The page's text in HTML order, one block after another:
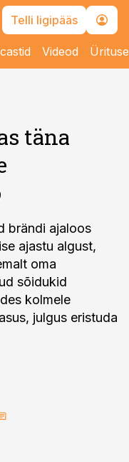
Telli ligipääs
Videod
täna
brändi ajaloos
ajastu algust,
oma
sõidukid
kolmele
julgus eristuda